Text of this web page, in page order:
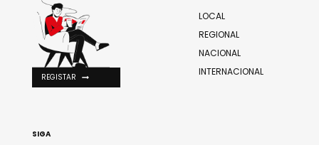
LOCAL
REGIONAL
NACIONAL
INTERNACIONAL
REGISTAR
SIGA